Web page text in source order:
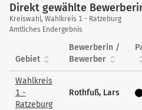
Direkt gewählte
Direkt
gewählte
Bewerberinnen
und
Bewerber
Kreiswahl, Wahlkreis 1 - Ratzeburg
Amtliches Endergebnis
Gebiet
Bewerberin /
Bewerber
Wahlkreis
1 -
Ratzeburg
Rothfuß, Lars